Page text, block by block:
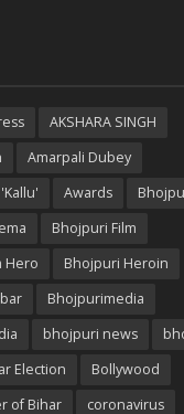
AKSHARA SINGH
Amarpali Dubey
Awards
Bhojpuri Film
Hero
Bhojpuri Heroin
Bhojpurimedia
bhojpuri news
Election
Bollywood
of Bihar
coronavirus